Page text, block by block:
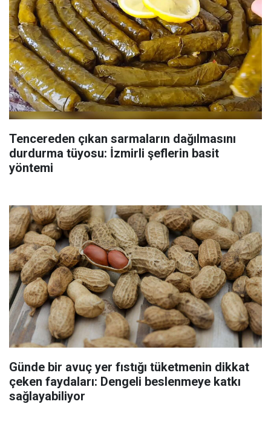
Tencereden çıkan sarmaların dağılmasını
durdurma tüyosu: İzmirli şeflerin basit
yöntemi
Günde bir avuç yer fıstığı tüketmenin dikkat
çeken faydaları: Dengeli beslenmeye katkı
sağlayabiliyor